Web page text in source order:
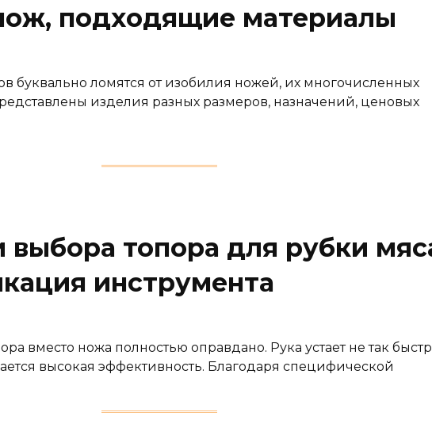
подходящие материалы
буквально ломятся от изобилия ножей, их многочисленных
изделия разных размеров, назначений, ценовых
выбора топора для рубки
инструмента
вместо ножа полностью оправдано. Рука устает не так
высокая эффективность. Благодаря специфической